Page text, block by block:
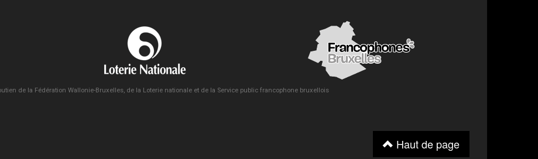
de la Fédération Wallonie-Bruxelles, de la Loterie nationale et de la Service public francophone bruxellois
Haut de page